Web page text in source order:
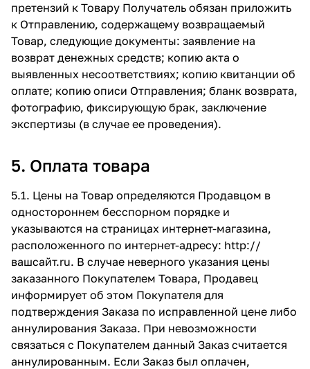
претензий к Товару Получатель обязан приложить
к Отправлению, содержащему возвращаемый
Товар, следующие документы: заявление на
возврат денежных средств; копию акта о
выявленных несоответствиях; копию квитанции об
оплате; копию описи Отправления; бланк возврата,
фотографию, фиксирующую брак, заключение
экспертизы (в случае ее проведения).
5. Оплата товара
5.1. Цены на Товар определяются Продавцом в
одностороннем бесспорном порядке и
указываются на страницах интернет-магазина,
расположенного по интернет-адресу: http://
вашсайт.ru. В случае неверного указания цены
заказанного Покупателем Товара, Продавец
информирует об этом Покупателя для
подтверждения Заказа по исправленной цене либо
аннулирования Заказа. При невозможности
связаться с Покупателем данный Заказ считается
аннулированным. Если Заказ был оплачен,